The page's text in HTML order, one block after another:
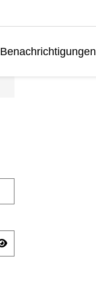
Benachrichtigungen